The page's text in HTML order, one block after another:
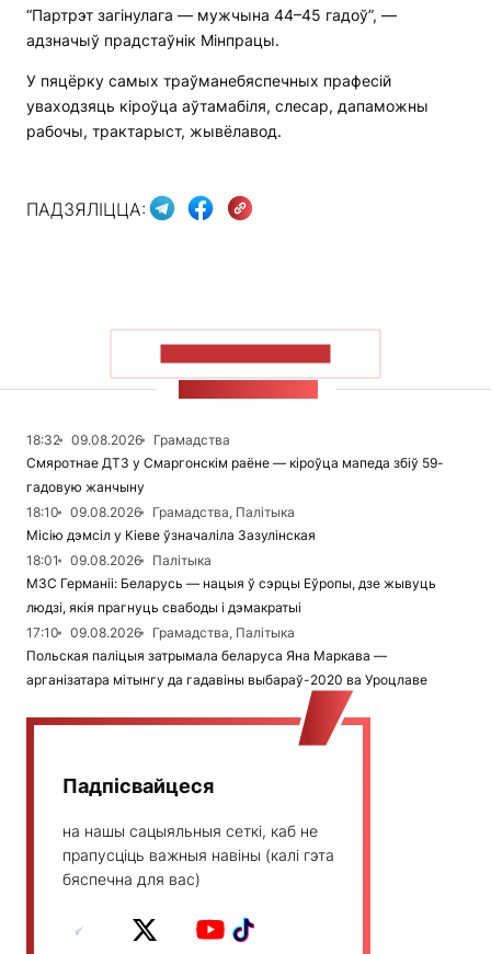
“Партрэт загінулага — мужчына 44–45 гадоў”, —
адзначыў прадстаўнік Мінпрацы.
У пяцёрку самых траўманебяспечных прафесій
уваходзяць кіроўца аўтамабіля, слесар, дапаможны
рабочы, трактарыст, жывёлавод.
ПАДЗЯЛІЦЦА:
18:32 09.08.2026
Грамадства
Смяротнае ДТЗ у Смаргонскім раёне — кіроўца мапеда збіў 59-
гадовую жанчыну
18:10
09.08.2026
Грамадства, Палітыка
Місію дэмсіл у Кіеве ўзначаліла Зазулінская
18:01
09.08.2026
Палітыка
МЗС Германіі: Беларусь — нацыя ў сэрцы Еўропы, дзе жывуць
людзі, якія прагнуць свабоды і дэмакратыі
17:10
09.08.2026
Грамадства, Палітыка
Польская паліцыя затрымала беларуса Яна Маркава —
арганізатара мітынгу да гадавіны выбараў-2020 ва Уроцлаве
Падпісвайцеся
на нашы сацыяльныя сеткі, каб не
прапусціць важныя навіны (калі гэта
бяспечна для вас)